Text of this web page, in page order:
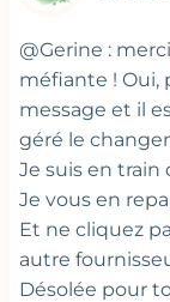
@Gerine :
méfiante ! Oui,
message et il
géré le
Je suis en train
Je vous en
Et ne cliquez
autre
Désolée pour